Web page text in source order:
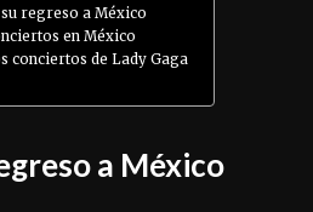
regreso a México
en México
conciertos de Lady Gaga
a México